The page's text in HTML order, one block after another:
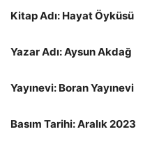
Kitap Adı: Hayat Öyküsü
Yazar Adı: Aysun Akdağ
Yayınevi: Boran Yayınevi
Basım Tarihi: Aralık 2023